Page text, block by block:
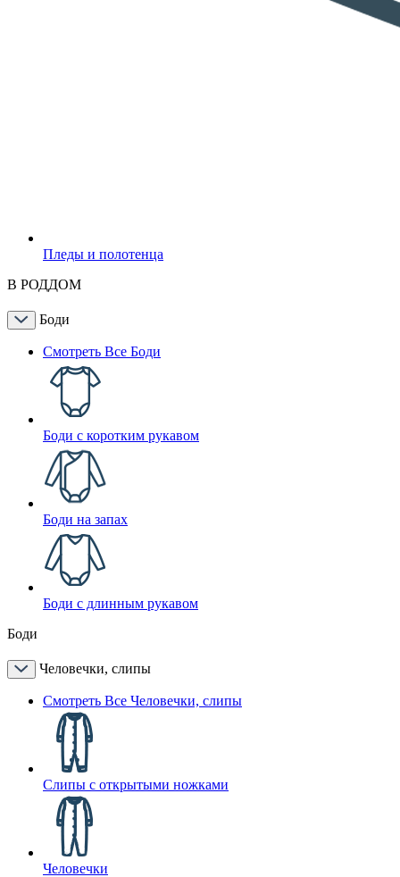
Пледы и полотенца
В РОДДОМ
Боди
Смотреть Все Боди
Боди с коротким рукавом
Боди на запах
Боди с длинным рукавом
Боди
Человечки, слипы
Смотреть Все Человечки, слипы
Слипы с открытыми ножками
Человечки